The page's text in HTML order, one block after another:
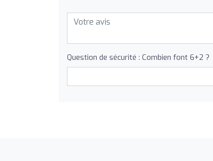
Question de sécurité : Combien font 6+2 ?